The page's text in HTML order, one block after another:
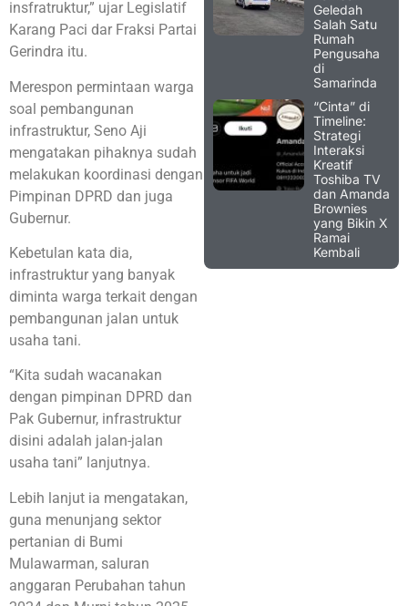
insfratruktur,” ujar Legislatif
Karang Paci dar Fraksi Partai
Gerindra itu.
Merespon permintaan warga
soal pembangunan
infrastruktur, Seno Aji
mengatakan pihaknya sudah
melakukan koordinasi dengan
Pimpinan DPRD dan juga
Gubernur.
Kebetulan kata dia,
infrastruktur yang banyak
diminta warga terkait dengan
pembangunan jalan untuk
usaha tani.
“Kita sudah wacanakan
dengan pimpinan DPRD dan
Pak Gubernur, infrastruktur
disini adalah jalan-jalan
usaha tani” lanjutnya.
Lebih lanjut ia mengatakan,
guna menunjang sektor
pertanian di Bumi
Mulawarman, saluran
anggaran Perubahan tahun
Geledah
Salah Satu
Rumah
Pengusaha
di
Samarinda
“Cinta” di
Timeline:
Strategi
Interaksi
Kreatif
Toshiba TV
dan Amanda
Brownies
yang Bikin X
Ramai
Kembali